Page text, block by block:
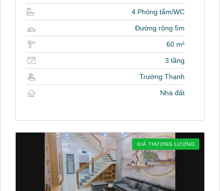
4 Phòng tắm/WC
Đường rộng 5m
60 m²
3 tầng
Trường Thạnh
Nhà đất
GIÁ THƯƠNG LƯỢNG